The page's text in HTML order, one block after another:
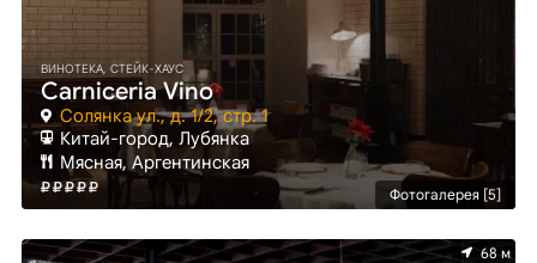
Фотогалерея [5]
ВИНОТЕКА, СТЕЙК-ХАУС
Carniceria Vino
Солянка ул., д. 1/2, стр. 1
Китай-город, Лубянка
Мясная, Аргентинская
68 м